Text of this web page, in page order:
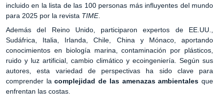
incluido en la lista de las 100 personas más influyentes del mundo
para 2025 por la revista TIME.
Además del Reino Unido, participaron expertos de EE.UU.,
Sudáfrica, Italia, Irlanda, Chile, China y Mónaco, aportando
conocimientos en biología marina, contaminación por plásticos,
ruido y luz artificial, cambio climático y ecoingeniería. Según sus
autores, esta variedad de perspectivas ha sido clave para
comprender lacomplejidad de las amenazas ambientales que
enfrentan las costas.